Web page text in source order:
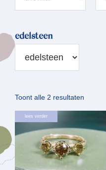
edelsteen
Toont alle 2 resultaten
op
lees verder